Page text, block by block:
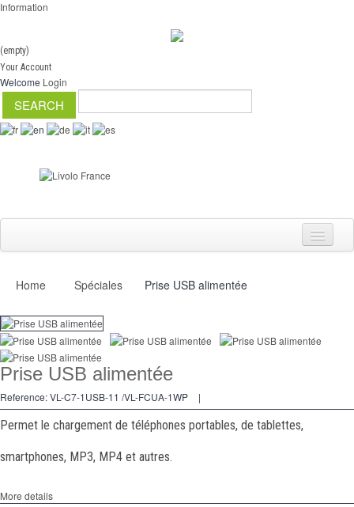
Information
(empty)
Your Account
Welcome Login
Switch
Dimmer
2 Ways
Spéciales
Accessories
Home Spéciales Prise USB alimentée
Prise USB alimentée
Reference:VL-C7-1USB-11 /VL-FCUA-1WP |
Permet le chargement de téléphones portables, de tablettes,
smartphones, MP3, MP4 et autres.
More details